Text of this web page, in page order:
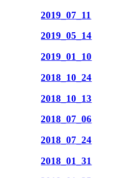
2019_07_11
2019_05_14
2019_01_10
2018_10_24
2018_10_13
2018_07_06
2018_07_24
2018_01_31